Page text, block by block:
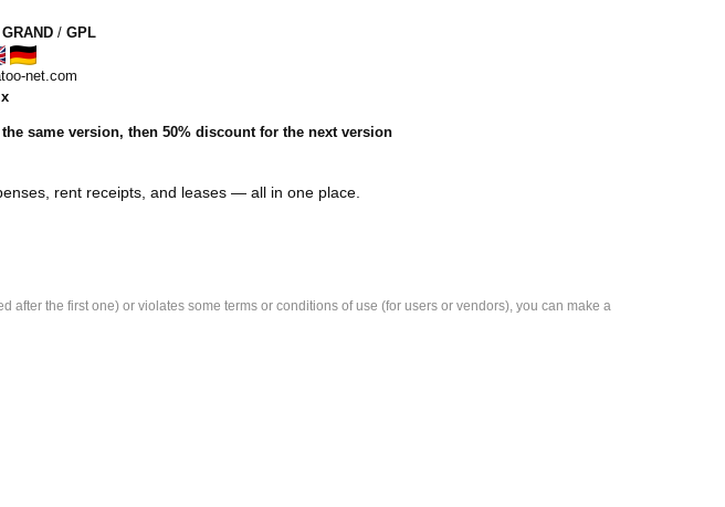
/ GPL
net.com
same version, then 50% discount for the next version
rent receipts, and leases — all in one place.
after the first one) or violates some terms or conditions of use (for users or vendors), you can make a